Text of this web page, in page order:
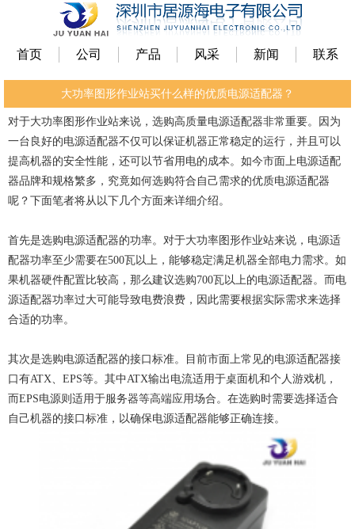
首页 公司 产品 风采 新闻 联系
大功率图形作业站买什么样的优质电源适配器？
对于大功率图形作业站来说，选购高质量电源适配器非常重要。因为
一台良好的电源适配器不仅可以保证机器正常稳定的运行，并且可以
提高机器的安全性能，还可以节省用电的成本。如今市面上电源适配
器品牌和规格繁多，究竟如何选购符合自己需求的优质电源适配器
呢？下面笔者将从以下几个方面来详细介绍。
首先是选购电源适配器的功率。对于大功率图形作业站来说，电源适
配器功率至少需要在500瓦以上，能够稳定满足机器全部电力需求。如
果机器硬件配置比较高，那么建议选购700瓦以上的电源适配器。而电
源适配器功率过大可能导致电费浪费，因此需要根据实际需求来选择
合适的功率。
其次是选购电源适配器的接口标准。目前市面上常见的电源适配器接
口有ATX、EPS等。其中ATX输出电流适用于桌面机和个人游戏机，
而EPS电源则适用于服务器等高端应用场合。在选购时需要选择适合
自己机器的接口标准，以确保电源适配器能够正确连接。